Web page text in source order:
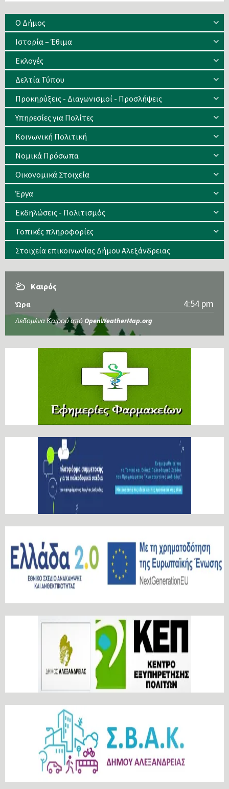
Ο Δήμος
Ιστορία – Έθιμα
Eκλογές
Δελτία Τύπου
Προκηρύξεις - Διαγωνισμοί - Προσλήψεις
Υπηρεσίες για Πολίτες
Κοινωνική Πολιτική
Νομικά Πρόσωπα
Οικονομικά Στοιχεία
Έργα
Εκδηλώσεις - Πολιτισμός
Τοπικές πληροφορίες
Στοιχεία επικοινωνίας Δήμου Αλεξάνδρειας
Καιρός
Ώρα 4:54 pm
Δεδομένα Καιρού από OpenWeatherMap.org